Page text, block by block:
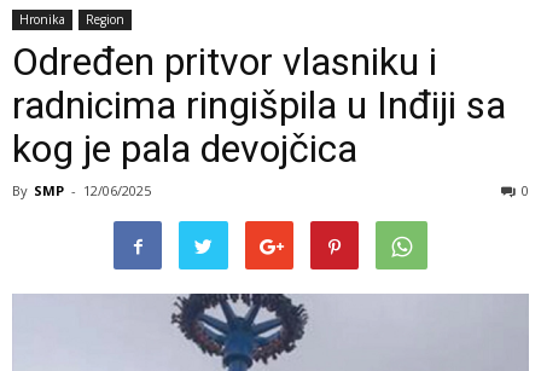
Hronika Region
Određen pritvor vlasniku i
radnicima ringišpila u Inđiji sa
kog je pala devojčica
By SMP - 12/06/2025 0